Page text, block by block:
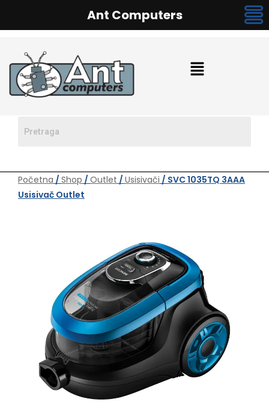
Početna / Shop / Outlet / Usisivači / SVC 1035TQ 3AAA
Usisivač Outlet
Ant Computers